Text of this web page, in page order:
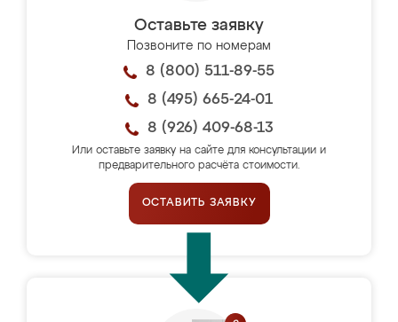
Оставьте заявку
Позвоните по номерам
8 (800) 511-89-55
8 (495) 665-24-01
8 (926) 409-68-13
Или оставьте заявку на сайте для консультации и
предварительного расчёта стоимости.
ОСТАВИТЬ ЗАЯВКУ